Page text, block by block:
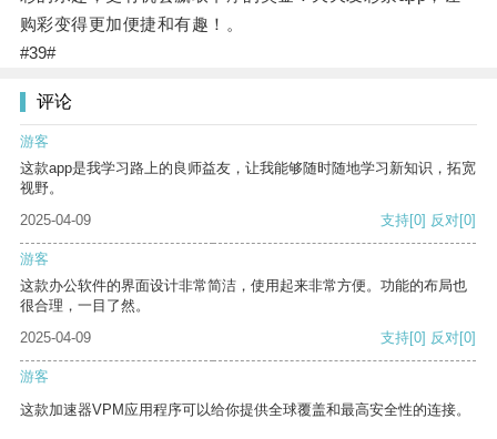
购彩变得更加便捷和有趣！。
#39#
评论
游客
这款app是我学习路上的良师益友，让我能够随时随地学习新知识，拓宽
视野。
2025-04-09
支持[0] 反对[0]
游客
这款办公软件的界面设计非常简洁，使用起来非常方便。功能的布局也
很合理，一目了然。
2025-04-09
支持[0] 反对[0]
游客
这款加速器VPM应用程序可以给你提供全球覆盖和最高安全性的连接。